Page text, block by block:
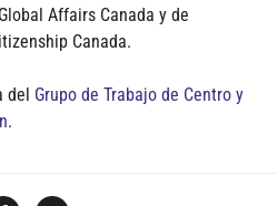
Affairs Canada y de
Canada.
del Grupo de Trabajo de Centro y
.